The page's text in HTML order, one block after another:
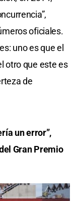
oficiales.
uno es que el
otro que este es
de
un error”,
Gran Premio